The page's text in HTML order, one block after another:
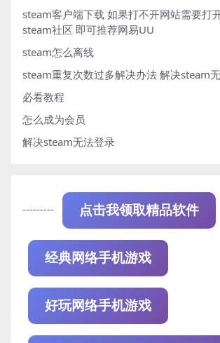
steam客户端下载 如果打不开网站需要打
steam社区 即可推荐网易UU
steam怎么离线
steam重复次数过多解决办法 解决steam
必看教程
怎么成为会员
解决steam无法登录
--------- 点击我领取精品软件
经典网络手机游戏
好玩网络手机游戏